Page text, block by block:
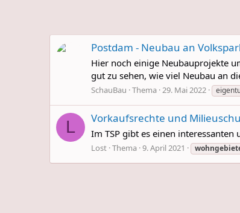
Postdam - Neubau an
Hier noch einige Neubauprojekte
gut zu sehen, wie viel Neubau an
SchauBau Thema 29. Mai 2022
L Vorkaufsrechte und
Im TSP gibt es einen
Lost Thema 9. April 2021